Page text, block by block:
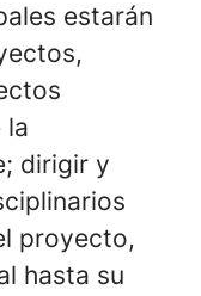
estarán
la
dirigir y
proyecto,
hasta su